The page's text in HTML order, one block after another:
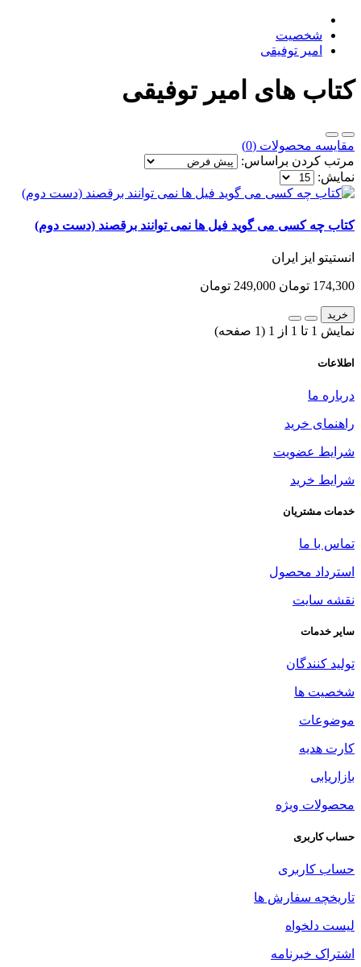
شخصیت
امیر توفیقی
کتاب های امیر توفیقی
مقایسه محصولات (0)
مرتب کردن براساس:
نمایش:
کتاب چه کسی می گوید فیل ها نمی توانند برقصند (دست دوم)
انستیتو ایز ایران
174,300 تومان 249,000 تومان
خرید
نمایش 1 تا 1 از 1 (1 صفحه)
اطلاعات
درباره ما
راهنمای خرید
شرایط عضویت
شرایط خرید
خدمات مشتریان
تماس با ما
استرداد محصول
نقشه سایت
سایر خدمات
تولید کنندگان
شخصیت ها
موضوعات
کارت هدیه
بازاریابی
محصولات ویژه
حساب کاربری
حساب کاربری
تاریخچه سفارش ها
لیست دلخواه
اشتراک خبرنامه